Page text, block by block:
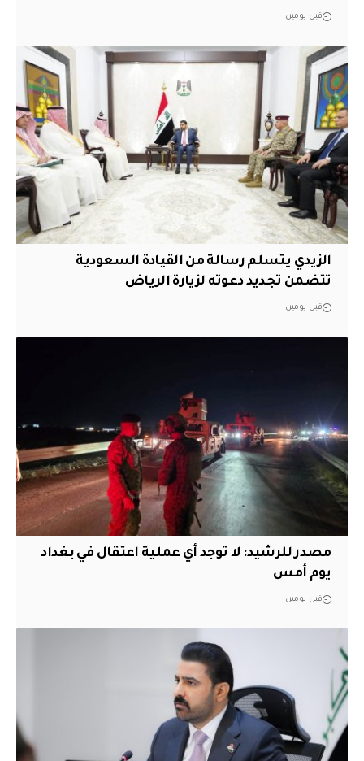
قبل يومين
الزيدي يتسلم رسالة من القيادة السعودية
تتضمن تجديد دعوته لزيارة الرياض
قبل يومين
مصدر للرشيد: لا توجد أي عملية اعتقال في بغداد
يوم أمس
قبل يومين